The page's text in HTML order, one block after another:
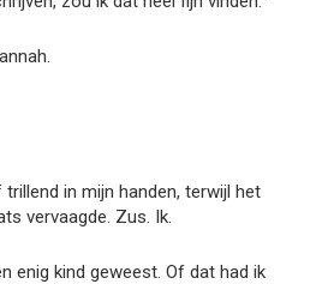
in mijn handen, terwijl het
vervaagde. Zus. Ik.
enig kind geweest. Of dat had ik